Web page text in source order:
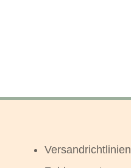
Versandrichtlinien